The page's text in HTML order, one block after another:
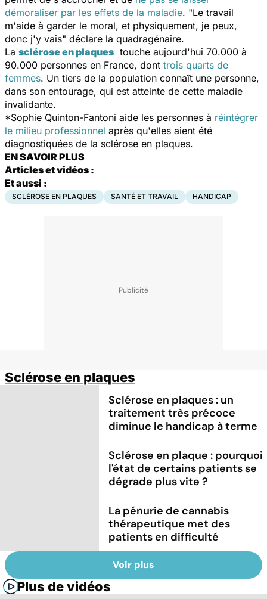
démoraliser par les effets de la maladie. "Le travail
m'aide à garder le moral, et physiquement, je peux,
donc j'y vais" déclare la quadragénaire.
La sclérose en plaques touche aujourd'hui 70.000 à
90.000 personnes en France, dont trois quarts de
femmes. Un tiers de la population connaît une personne,
dans son entourage, qui est atteinte de cette maladie
invalidante.
*Sophie Quinton-Fantoni aide les personnes à réintégrer
le milieu professionnel après qu'elles aient été
diagnostiquées de la sclérose en plaques.
EN SAVOIR PLUS
Articles et vidéos :
Et aussi :
SCLÉROSE EN PLAQUES SANTÉ ET TRAVAIL HANDICAP
Sclérose en plaques
Sclérose en plaques : un
traitement très précoce
diminue le handicap à terme
Sclérose en plaque : pourquoi
l'état de certains patients se
dégrade plus vite ?
La pénurie de cannabis
thérapeutique met des
patients en difficulté
Voir plus
Plus de vidéos